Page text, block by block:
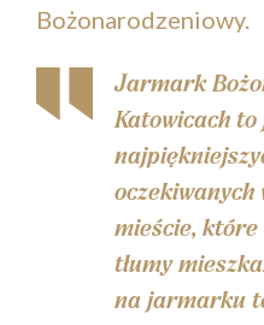
Bożonarodzeniowy.
Jarmark
Katowicach to
oczekiwanych
mieście,
tłumy
na jarmarku